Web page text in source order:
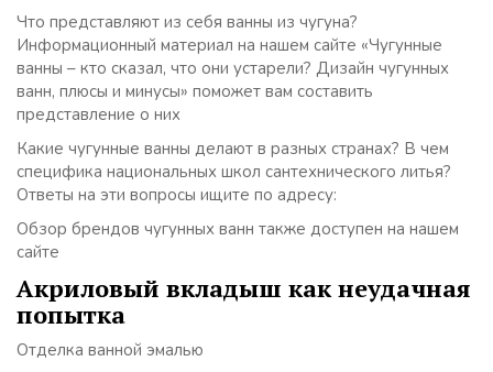
Что представляют из себя ванны из чугуна?
Информационный материал на нашем сайте «Чугунные
ванны – кто сказал, что они устарели? Дизайн чугунных
ванн, плюсы и минусы» поможет вам составить
представление о них
Какие чугунные ванны делают в разных странах? В чем
специфика национальных школ сантехнического литья?
Ответы на эти вопросы ищите по адресу:
Обзор брендов чугунных ванн также доступен на нашем
сайте
Акриловый вкладыш как неудачная
попытка
Отделка ванной эмалью